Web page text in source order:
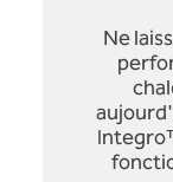
Ne